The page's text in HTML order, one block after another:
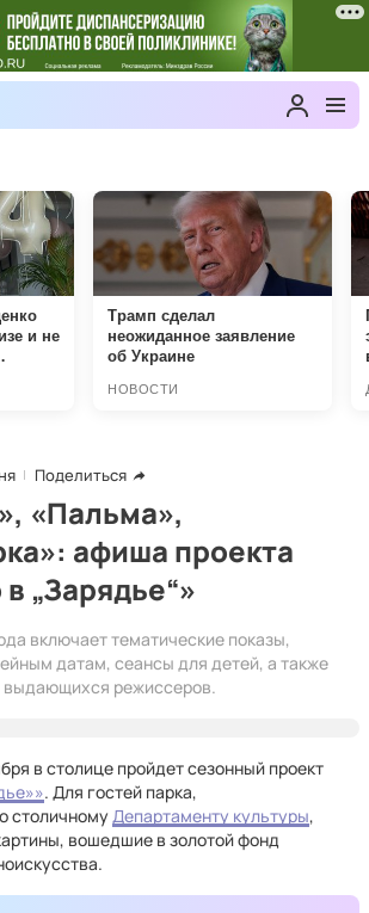
Поделиться
«Пальма»,
афиша проекта
„Зарядье“»
включает тематические показы,
датам, сеансы для детей, а также
выдающихся режиссеров.
в столице пройдет сезонный проект
. Для гостей парка,
столичномуДепартаменту культуры,
вошедшие в золотой фонд